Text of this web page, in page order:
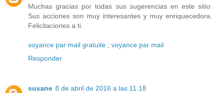
Muchas gracias por todas sus sugerencias en este sitio.
Sus acciones son muy interesantes y muy enriquecedora.
Felicitaciones a ti.
voyance par mail gratuite ; voyance par mail
Responder
susane 8 de abril de 2016 a las 11:18